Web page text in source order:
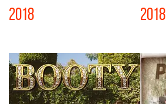
2018 2018